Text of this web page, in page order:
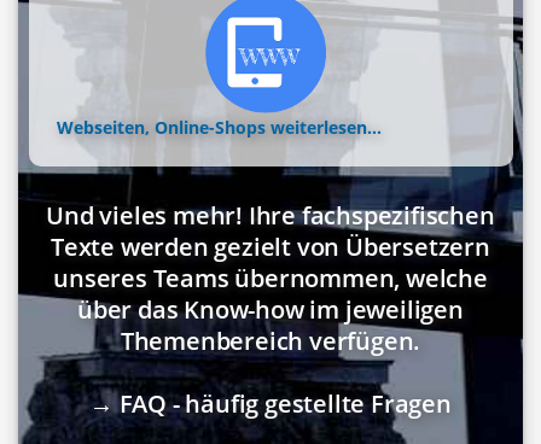
Webseiten, Online-Shops weiterlesen...
Und vieles mehr! Ihre fachspezifischen
Texte werden gezielt von Übersetzern
unseres Teams übernommen, welche
über das Know-how im jeweiligen
Themenbereich verfügen.
→ FAQ - häufig gestellte Fragen